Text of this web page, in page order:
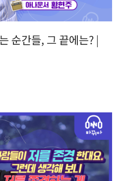
순간들, 그 끝에는? |